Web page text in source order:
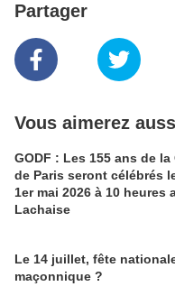
Partager
Vous aimerez
GODF : Les 155 ans de la
de Paris seront célébrés
1er mai 2026 à 10 heures
Lachaise
Le 14 juillet, fête
maçonnique ?